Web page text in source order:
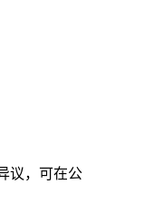
议，可在公